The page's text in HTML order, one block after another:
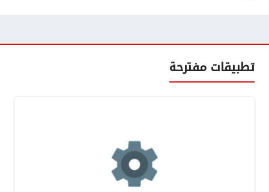
تطبيقات مفترحة